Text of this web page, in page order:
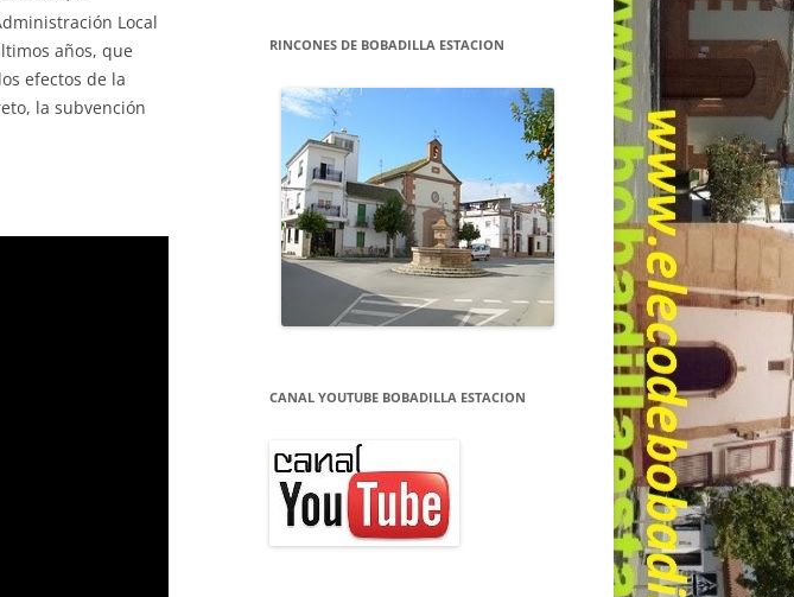
Local
años, que
efectos de la
la subvención
RINCONES DE BOBADILLA ESTACION
CANAL YOUTUBE BOBADILLA ESTACION